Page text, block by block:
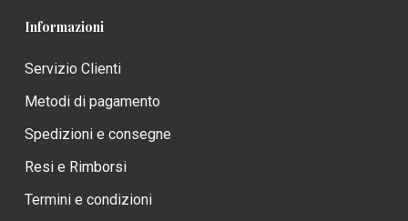
Informazioni
Servizio Clienti
Metodi di pagamento
Spedizioni e consegne
Resi e Rimborsi
Termini e condizioni